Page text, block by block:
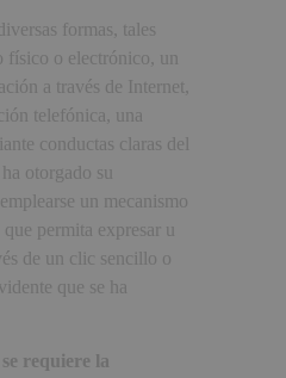
formas, tales
físico o electrónico, un
a través de Internet,
telefónica, una
conductas claras del
otorgado su
un mecanismo
permita expresar u
de un clic sencillo o
que se ha
requiere la